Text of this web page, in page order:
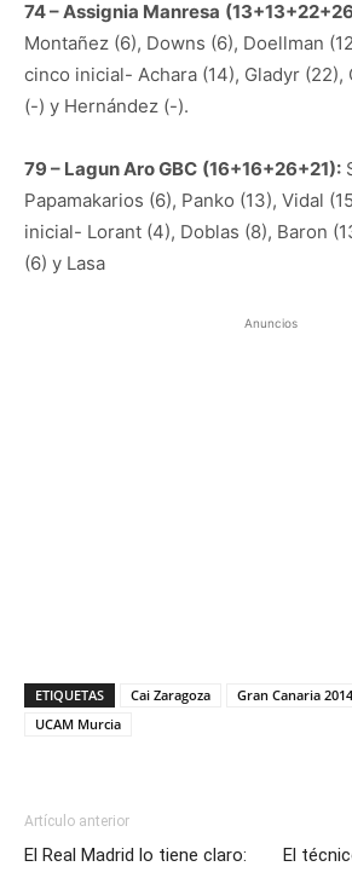
74 – Assignia Manresa
Montañez (6), Downs (6), Doellman
cinco inicial- Achara (14), Gladyr (22),
(-) y Hernández (-).
79 – Lagun Aro GBC (16+16+26+21):
Papamakarios (6), Panko (13), Vidal
inicial- Lorant (4), Doblas (8), Baron
(6) y Lasa
Anuncios
ETIQUETAS Cai Zaragoza Gran Canaria 2014
UCAM Murcia
Artículo anterior
El Real Madrid lo tiene claro:
El